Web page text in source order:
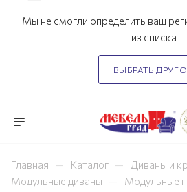
Мы не смогли определить ваш
из списка
ВЫБРАТЬ
Главная — Каталог — Диваны и
Модульные диваны — Модульные